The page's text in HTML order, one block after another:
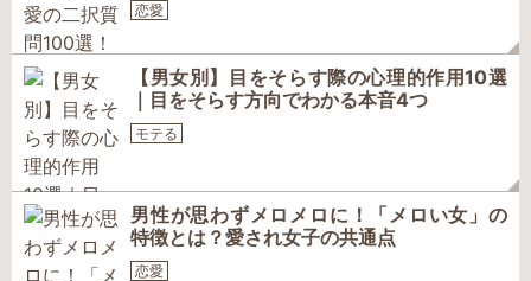
恋愛
【男女別】目をそらす際の心理的作用10選
｜目をそらす方向でわかる本音4つ
モテる
男性が思わずメロメロに！「メロい女」の
特徴とは？愛され女子の共通点
恋愛